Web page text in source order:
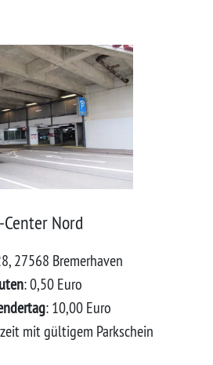
Nord
27568 Bremerhaven
: 0,50 Euro
: 10,00 Euro
mit gültigem Parkschein